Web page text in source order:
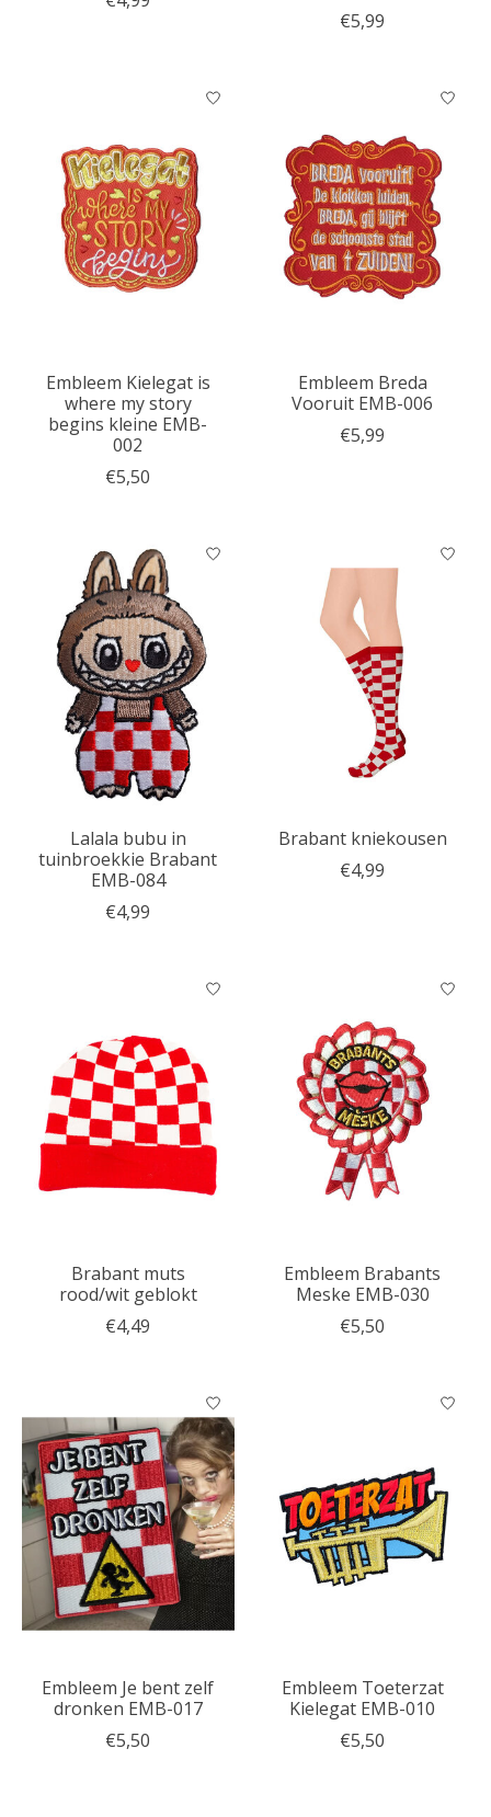
€5,99
Embleem Kielegat is
where my story
begins kleine EMB-
002
€5,50
Embleem Breda
Vooruit EMB-006
€5,99
Lalala bubu in
tuinbroekkie Brabant
EMB-084
€4,99
Brabant kniekousen
€4,99
Brabant muts
rood/wit geblokt
€4,49
Embleem Brabants
Meske EMB-030
€5,50
Embleem Je bent zelf
dronken EMB-017
€5,50
Embleem Toeterzat
Kielegat EMB-010
€5,50